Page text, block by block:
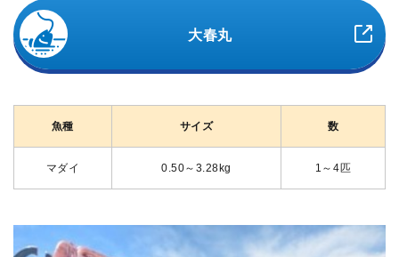
大春丸
魚種 サイズ 数
マダイ 0.50～3.28kg 1～4匹